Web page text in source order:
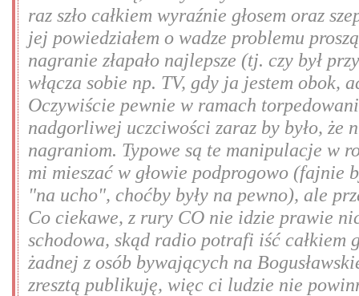
raz szło całkiem wyraźnie głosem oraz
jej powiedziałem o wadze problemu
nagranie złapało najlepsze (tj. czy był
włącza sobie np. TV, gdy ja jestem obok,
Oczywiście pewnie w ramach
nadgorliwej uczciwości zaraz by było,
nagraniom. Typowe są te manipulacje w
mi mieszać w głowie podprogowo (fajnie
"na ucho", choćby były na pewno), ale
Co ciekawe, z rury CO nie idzie prawie
schodowa, skąd radio potrafi iść całkiem
żadnej z osób bywających na
zresztą publikuję, więc ci ludzie nie